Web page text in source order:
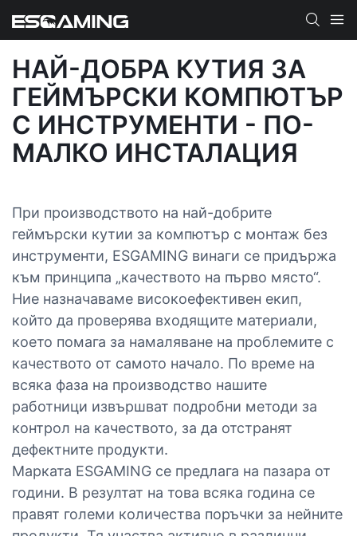
НАЙ-ДОБРА КУТИЯ ЗА
ГЕЙМЪРСКИ КОМПЮТЪР
С ИНСТРУМЕНТИ - ПО-
МАЛКО ИНСТАЛАЦИЯ
При производството на най-добрите
геймърски кутии за компютър с монтаж без
инструменти, ESGAMING винаги се придържа
към принципа „качеството на първо място“.
Ние назначаваме високоефективен екип,
който да проверява входящите материали,
което помага за намаляване на проблемите с
качеството от самото начало. По време на
всяка фаза на производство нашите
работници извършват подробни методи за
контрол на качеството, за да отстранят
дефектните продукти.
Марката ESGAMING се предлага на пазара от
години. В резултат на това всяка година се
правят големи количества поръчки за нейните